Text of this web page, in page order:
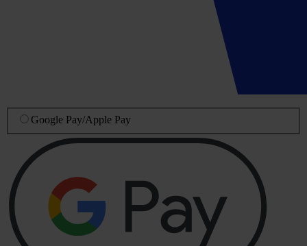
Google Pay/Apple Pay